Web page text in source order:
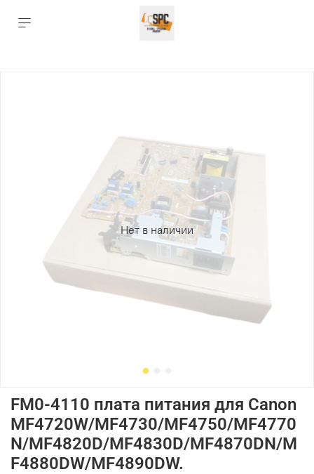
Нет в наличии
FM0-4110 плата питания для Canon
MF4720W/MF4730/MF4750/MF4770
N/MF4820D/MF4830D/MF4870DN/M
F4880DW/MF4890DW.